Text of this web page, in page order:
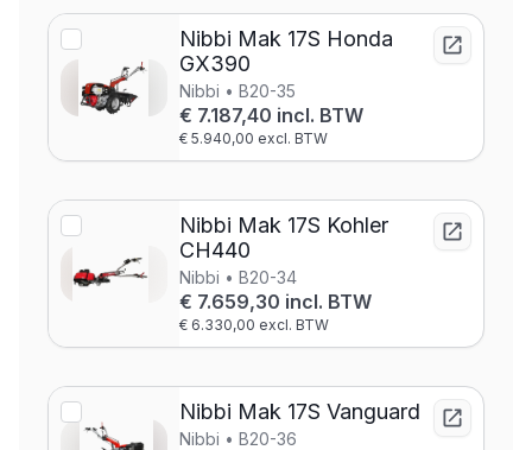
Nibbi Mak 17S Honda
GX390
Nibbi • B20-35
€ 7.187,40 incl. BTW
€ 5.940,00 excl. BTW
Nibbi Mak 17S Kohler
CH440
Nibbi • B20-34
€ 7.659,30 incl. BTW
€ 6.330,00 excl. BTW
Nibbi Mak 17S Vanguard
Nibbi • B20-36